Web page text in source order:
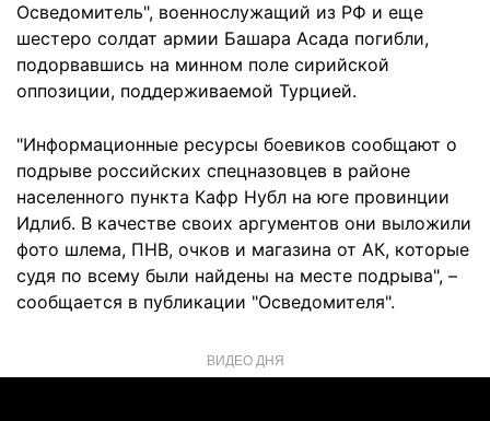
Осведомитель", военнослужащий из РФ и еще
шестеро солдат армии Башара Асада погибли,
подорвавшись на минном поле сирийской
оппозиции, поддерживаемой Турцией.
"Информационные ресурсы боевиков сообщают о
подрыве российских спецназовцев в районе
населенного пункта Кафр Нубл на юге провинции
Идлиб. В качестве своих аргументов они выложили
фото шлема, ПНВ, очков и магазина от АК, которые
судя по всему были найдены на месте подрыва", –
сообщается в публикации "Осведомителя".
ВИДЕО ДНЯ